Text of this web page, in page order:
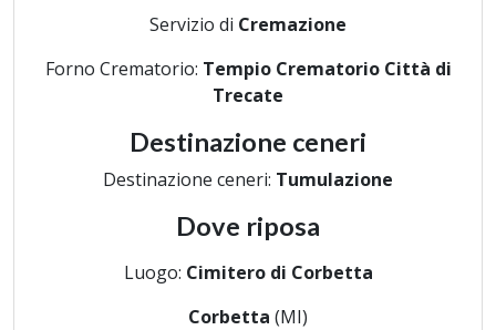
Servizio di Cremazione
Forno Crematorio: Tempio Crematorio Città di
Trecate
Destinazione ceneri
Destinazione ceneri: Tumulazione
Dove riposa
Luogo: Cimitero di Corbetta
Corbetta (MI)